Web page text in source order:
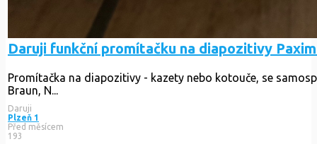
Daruji funkční promítačku na diapozitivy
Promítačka na diapozitivy - kazety nebo kotouče, se
Braun, N...
Daruji
Plzeň 1
Před měsícem
193